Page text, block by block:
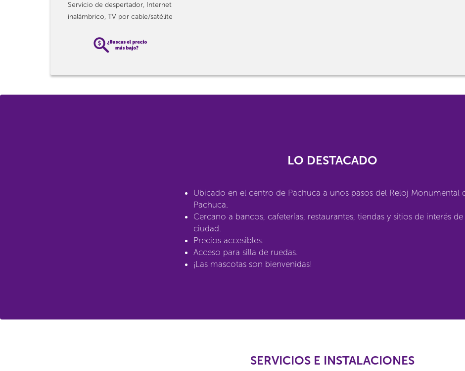
Servicio de despertador, Internet
inalámbrico, TV por cable/satélite
LO DESTACADO
Ubicado en el centro de Pachuca a unos pasos del Reloj Monumental
Pachuca.
Cercano a bancos, cafeterías, restaurantes, tiendas y sitios de interés de
ciudad.
Precios accesibles.
Acceso para silla de ruedas.
¡Las mascotas son bienvenidas!
SERVICIOS E INSTALACIONES